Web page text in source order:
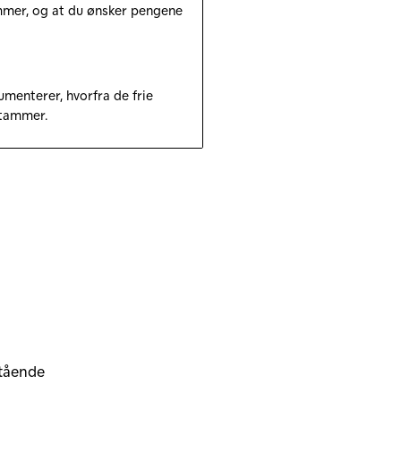
og at du ønsker pengene
hvorfra de frie